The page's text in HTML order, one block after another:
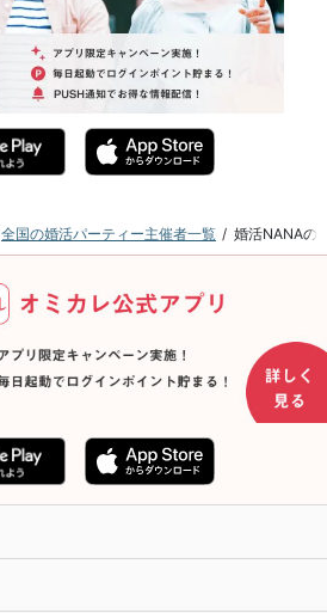
全国の婚活パーティー主催者一覧 婚活NANAの